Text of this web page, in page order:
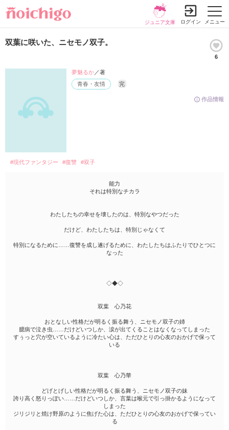
メニュー
ジュニア文庫 ログイン
双葉に咲いた、ニセモノ双子。
6
作品情報
青春・友情 完
夢魅るか／著
#現代ファンタジー #復讐 #双子
能力
それは特別なチカラ
わたしたちの幸せを壊したのは、特別なやつだった
だけど、わたしたちは、特別じゃなくて
特別になるために……復讐を成し遂げるために、わたしたちはふたりでひとつに
なった
◇◆◇
双葉 心乃花
おとなしい性格だが明るく振る舞う、ニセモノ双子の姉
臆病で泣き虫……だけどいつしか、涙が出てくることはなくなってしまった
すぅっと穴が空いているように冷たい心は、ただひとりの心友のおかげで保って
いる
双葉 心乃華
どげとげしい性格だが明るく振る舞う、ニセモノ双子の妹
誇り高く怒りっぽい……だけどいつしか、言葉は喉元で引っ掛かるようになって
しまった
ジリジリと焼け野原のように焦げた心は、ただひとりの心友のおかげで保ってい
る